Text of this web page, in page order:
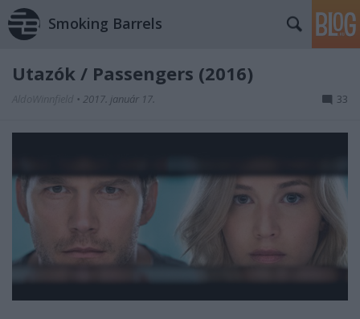
Smoking Barrels
Utazók / Passengers (2016)
• 2017. január 17. 33